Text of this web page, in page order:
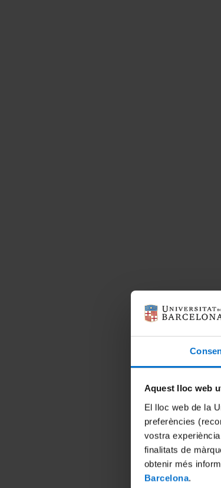
Aquest lloc web
El lloc web de la
preferències
vostra
finalitats de
obtenir més
Barcelona.